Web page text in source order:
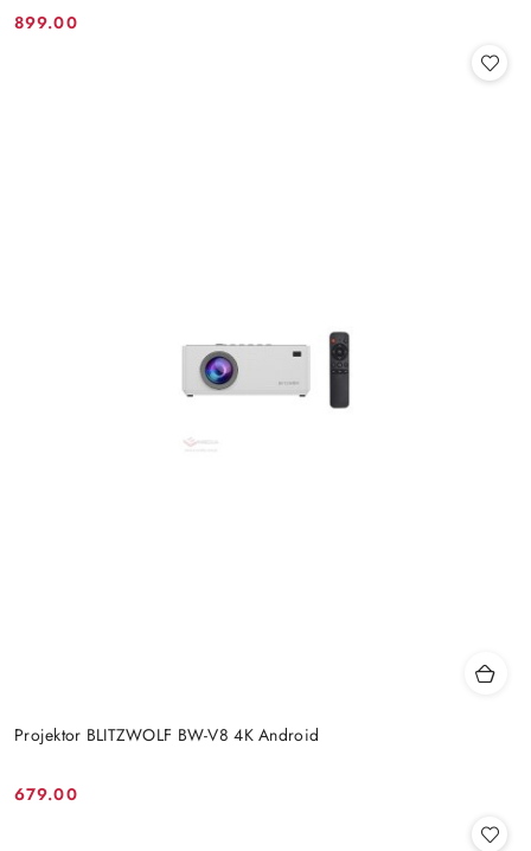
Cena:
899.00
Projektor BLITZWOLF BW-V8 4K Android
Cena:
679.00